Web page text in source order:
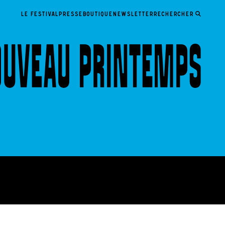
LE FESTIVALPRESSEBOUTIQUENEWSLETTERRechercher